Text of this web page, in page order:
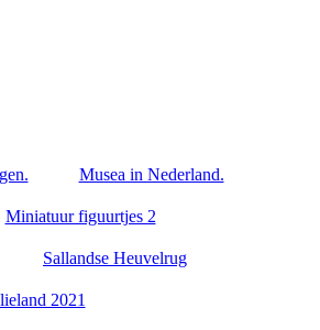
Musea in Nederland.
Miniatuur figuurtjes 2
Sallandse Heuvelrug
2021